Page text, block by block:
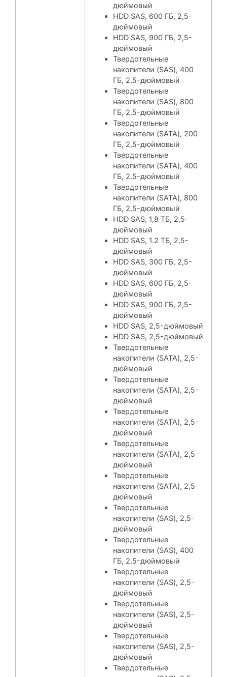
дюймовый
HDD SAS, 600 ГБ, 2,5-
дюймовый
HDD SAS, 900 ГБ, 2,5-
дюймовый
Твердотельные
накопители (SAS), 400
ГБ, 2,5-дюймовый
Твердотельные
накопители (SAS), 800
ГБ, 2,5-дюймовый
Твердотельные
накопители (SATA), 200
ГБ, 2,5-дюймовый
Твердотельные
накопители (SATA), 400
ГБ, 2,5-дюймовый
Твердотельные
накопители (SATA), 800
ГБ, 2,5-дюймовый
HDD SAS, 1,8 ТБ, 2,5-
дюймовый
HDD SAS, 1.2 ТБ, 2,5-
дюймовый
HDD SAS, 300 ГБ, 2,5-
дюймовый
HDD SAS, 600 ГБ, 2,5-
дюймовый
HDD SAS, 900 ГБ, 2,5-
дюймовый
HDD SAS, 2,5-дюймовый
HDD SAS, 2,5-дюймовый
Твердотельные
накопители (SATA), 2,5-
дюймовый
Твердотельные
накопители (SATA), 2,5-
дюймовый
Твердотельные
накопители (SATA), 2,5-
дюймовый
Твердотельные
накопители (SATA), 2,5-
дюймовый
Твердотельные
накопители (SATA), 2,5-
дюймовый
Твердотельные
накопители (SAS), 2,5-
дюймовый
Твердотельные
накопители (SAS), 400
ГБ, 2,5-дюймовый
Твердотельные
накопители (SAS), 2,5-
дюймовый
Твердотельные
накопители (SAS), 2,5-
дюймовый
Твердотельные
накопители (SAS), 2,5-
дюймовый
Твердотельные